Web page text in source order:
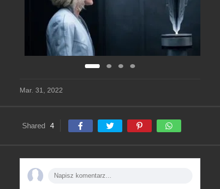
Mar. 31, 2022
Shared 4